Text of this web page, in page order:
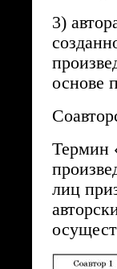
3)
основе
Термин
лиц